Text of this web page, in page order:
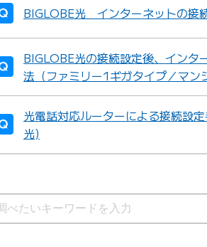
BIGLOBE光 インターネットの接
BIGLOBE光の接続設定後、インタ
法（ファミリー1ギガタイプ／マン
光電話対応ルーターによる接続設
光)